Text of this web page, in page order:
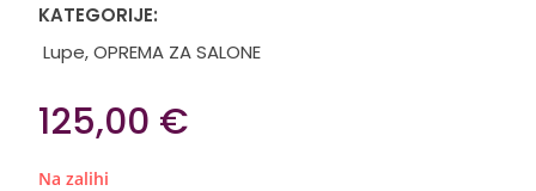
KATEGORIJE:
Lupe,OPREMA ZA SALONE
125,00 €
Na zalihi